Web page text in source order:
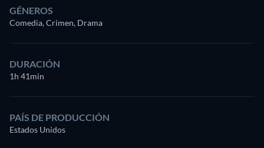
GÉNEROS
Comedia, Crimen, Drama
DURACIÓN
1h 41min
PAÍS DE PRODUCCIÓN
Estados Unidos